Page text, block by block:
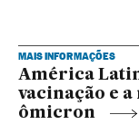
MAIS INFORMAÇÕES
América
vacinação e
ômicron